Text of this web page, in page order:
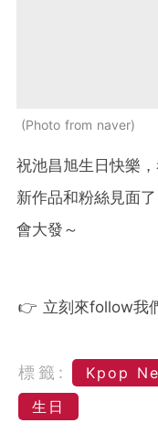
Photo from naver
祝池昌旭生日快樂
新作品和粉絲見面
會大發～
👉 立刻來follow我
標籤: Kpop
生日